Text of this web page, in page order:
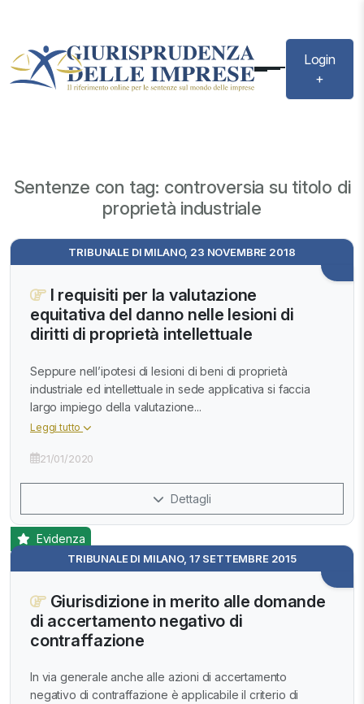
Login
+
Sentenze con tag: controversia su titolo di
proprietà industriale
TRIBUNALE DI MILANO, 23 NOVEMBRE 2018
I requisiti per la valutazione
equitativa del danno nelle lesioni di
diritti di proprietà intellettuale
Seppure nell’ipotesi di lesioni di beni di proprietà
industriale ed intellettuale in sede applicativa si faccia
largo impiego della valutazione...
Leggi tutto
21/01/2020
Dettagli
TRIBUNALE DI MILANO, 17 SETTEMBRE 2015
Evidenza
Giurisdizione in merito alle domande
di accertamento negativo di
contraffazione
In via generale anche alle azioni di accertamento
negativo di contraffazione è applicabile il criterio di